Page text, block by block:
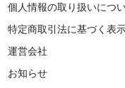
個人情報の取り扱いにつ
特定商取引法に基づく表
運営会社
お知らせ